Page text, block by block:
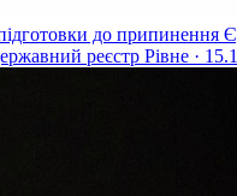
до
реєстр Рівне ·